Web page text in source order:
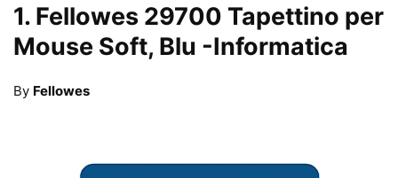
1. Fellowes 29700 Tapettino per
Mouse Soft, Blu -Informatica
By Fellowes